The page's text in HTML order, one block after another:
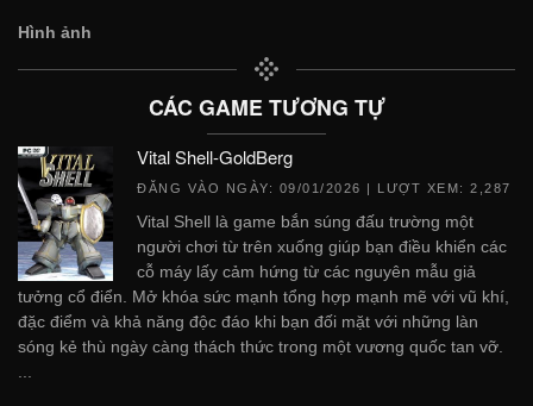
Hình ảnh
CÁC GAME TƯƠNG TỰ
Vital Shell-GoldBerg
ĐĂNG VÀO NGÀY: 09/01/2026 | LƯỢT XEM: 2,287
Vital Shell là game bắn súng đấu trường một
người chơi từ trên xuống giúp bạn điều khiển các
cỗ máy lấy cảm hứng từ các nguyên mẫu giả
tưởng cổ điển. Mở khóa sức mạnh tổng hợp mạnh mẽ với vũ khí,
đặc điểm và khả năng độc đáo khi bạn đối mặt với những làn
sóng kẻ thù ngày càng thách thức trong một vương quốc tan vỡ.